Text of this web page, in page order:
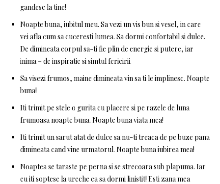
gandesc la tine!
Noapte buna, iubitul meu. Sa vezi un vis bun si vesel, in care
vei afla cum sa cuceresti lumea. Sa dormi confortabil si dulce.
De dimineata corpul sa-ti fie plin de energie si putere, iar
inima – de inspiratie si simtul fericirii.
Sa visezi frumos, maine dimineata vin sa ti le implinesc. Noapte
buna!
Iti trimit pe stele o gurita cu placere si pe razele de luna
frumoasa noapte buna. Noapte buna viata mea!
Iti trimit un sarut atat de dulce sa nu-ti treaca de pe buze pana
dimineata cand vine urmatorul. Noapte buna iubirea mea!
Noaptea se taraste pe perna si se strecoara sub plapuma. Iar
eu iti soptesc la ureche ca sa dormi linistit! Esti zana mea